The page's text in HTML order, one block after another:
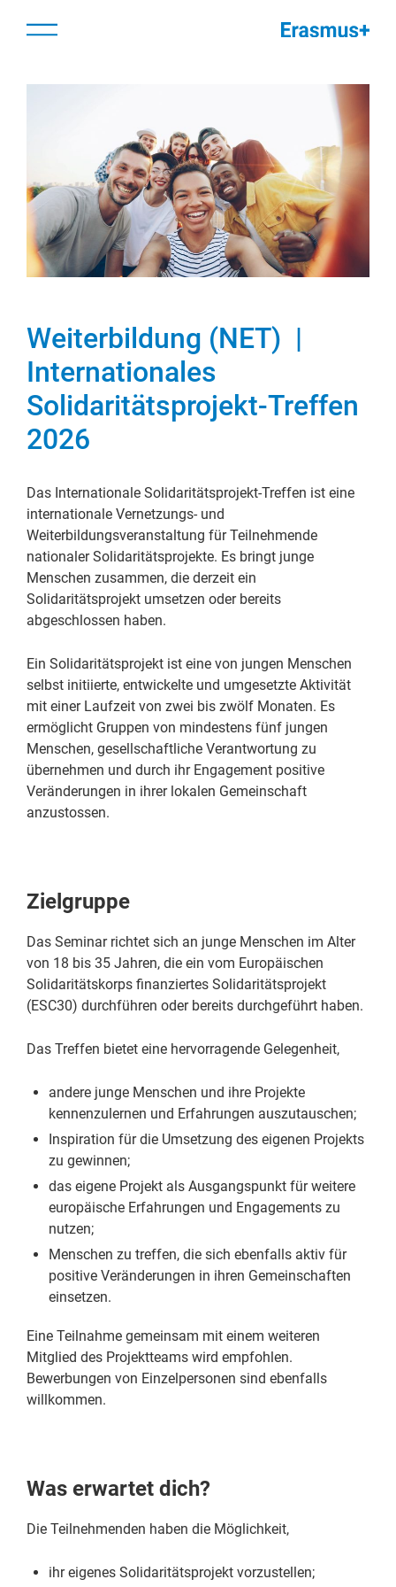
springen
Inhalt
Menü
Weiterbildung (NET) |
Internationales
Solidaritätsprojekt-Treffen
2026
Das Internationale Solidaritätsprojekt-Treffen ist eine
internationale Vernetzungs- und
Weiterbildungsveranstaltung für Teilnehmende
nationaler Solidaritätsprojekte. Es bringt junge
Menschen zusammen, die derzeit ein
Solidaritätsprojekt umsetzen oder bereits
abgeschlossen haben.
Ein Solidaritätsprojekt ist eine von jungen Menschen
selbst initiierte, entwickelte und umgesetzte Aktivität
mit einer Laufzeit von zwei bis zwölf Monaten. Es
ermöglicht Gruppen von mindestens fünf jungen
Menschen, gesellschaftliche Verantwortung zu
übernehmen und durch ihr Engagement positive
Veränderungen in ihrer lokalen Gemeinschaft
anzustossen.
Zielgruppe
Das Seminar richtet sich an junge Menschen im Alter
von 18 bis 35 Jahren, die ein vom Europäischen
Solidaritätskorps finanziertes Solidaritätsprojekt
(ESC30) durchführen oder bereits durchgeführt haben.
Das Treffen bietet eine hervorragende Gelegenheit,
andere junge Menschen und ihre Projekte
kennenzulernen und Erfahrungen auszutauschen;
Inspiration für die Umsetzung des eigenen Projekts
zu gewinnen;
das eigene Projekt als Ausgangspunkt für weitere
europäische Erfahrungen und Engagements zu
nutzen;
Menschen zu treffen, die sich ebenfalls aktiv für
positive Veränderungen in ihren Gemeinschaften
einsetzen.
Eine Teilnahme gemeinsam mit einem weiteren
Mitglied des Projektteams wird empfohlen.
Bewerbungen von Einzelpersonen sind ebenfalls
willkommen.
Was erwartet dich?
Die Teilnehmenden haben die Möglichkeit,
ihr eigenes Solidaritätsprojekt vorzustellen;